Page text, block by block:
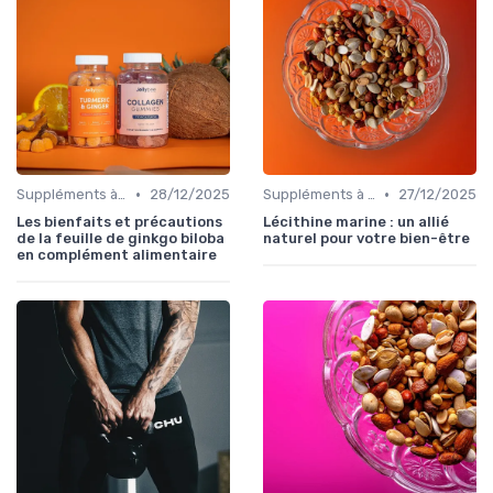
Suppléments à base de plantes •
28/12/2025
Les bienfaits et précautions
de la feuille de ginkgo biloba
en complément alimentaire
Suppléments à base de plantes •
27/12/2025
Lécithine marine : un allié
naturel pour votre bien-être